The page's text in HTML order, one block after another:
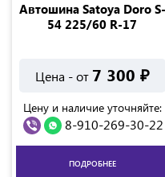
Автошина Satoya Doro S-
54 225/60 R-17
Цена - от 7 300 ₽
Цену и наличие уточняйте:
8-910-269-30-22
ПОДРОБНЕЕ